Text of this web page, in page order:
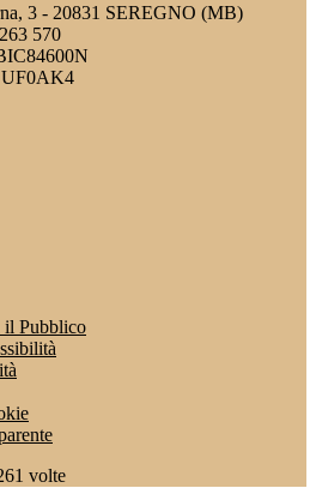
3 - 20831 SEREGNO (MB)
570
UF0AK4
Pubblico
volte